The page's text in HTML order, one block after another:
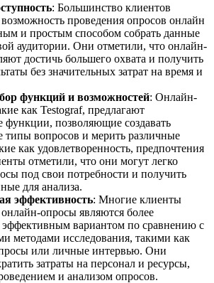
: Большинство клиентов
проведения опросов онлайн
и простым способом собрать данные
аудитории. Они отметили, что онлайн-
достичь большего охвата и получить
без значительных затрат на время и
функций и возможностей: Онлайн-
как Testograf, предлагают
функции, позволяющие создавать
типы вопросов и мерить различные
как удовлетворенность, предпочтения
отметили, что они могут легко
под свои потребности и получить
для анализа.
эффективность: Многие клиенты
опросы являются более
эффективным вариантом по сравнению с
методами исследования, такими как
или личные интервью. Они
затраты на персонал и ресурсы,
и анализом опросов.